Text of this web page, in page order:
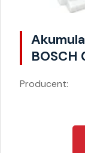
BOSCH
Producent: